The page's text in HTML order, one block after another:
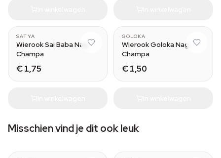
SATYA
Wierook Sai Baba Nag
Champa
€ 1,75
GOLOKA
Wierook Goloka Nag
Champa
€ 1,50
Misschien vind je dit ook leuk